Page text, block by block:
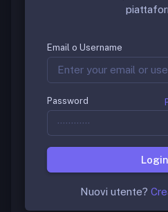
essere compilata, firmata
e salvata in formato PDF ed
tramite le specifiche
entro il12 dicembre 2019
Non possono essere
Regioni o per una Regione e
Per ulteriori dettagli sulla
allegare alle domande
CFSMG:
Email o Username
Password
Login
Nuovi utente?